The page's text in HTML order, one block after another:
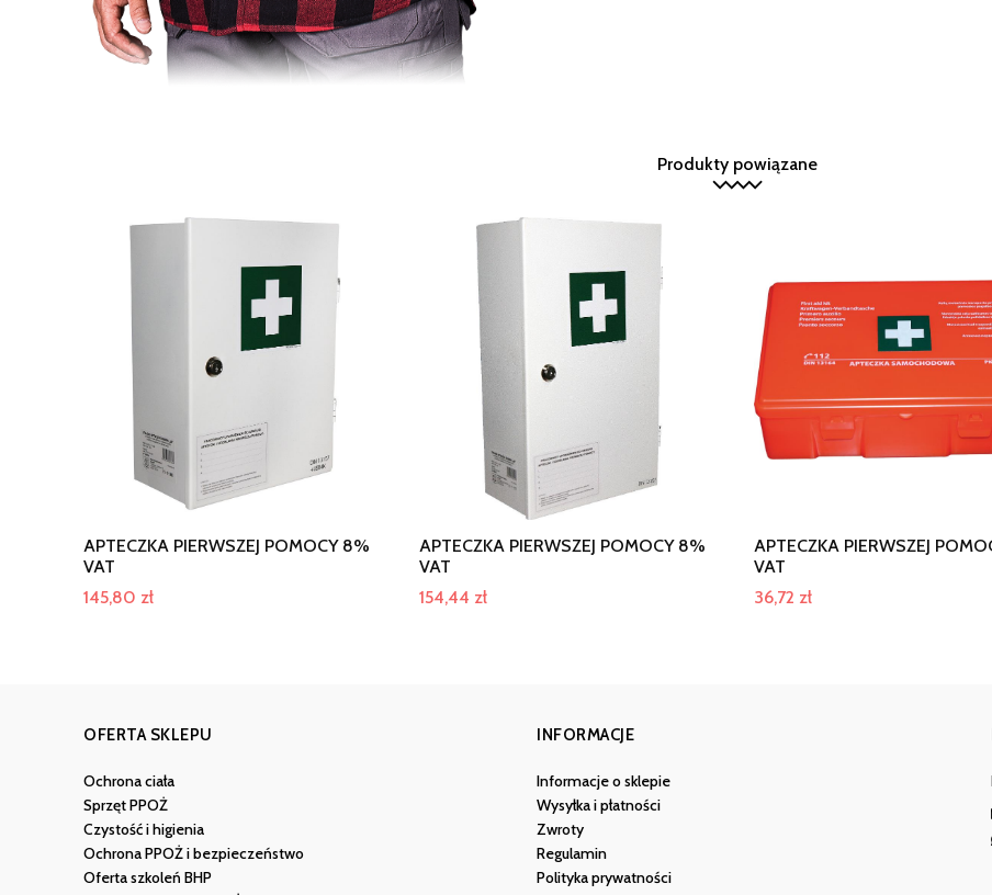
Produkty powiązane
APTECZKA PIERWSZEJ POMOCY 8%
VAT
145,80 zł
APTECZKA PIERWSZEJ POMOCY 8%
VAT
154,44 zł
APTECZKA PIERWSZEJ
VAT
36,72 zł
OFERTA SKLEPU
Ochrona ciała
Sprzęt PPOŻ
Czystość i higienia
Ochrona PPOŻ i bezpieczeństwo
Oferta szkoleń BHP
INFORMACJE
Informacje o sklepie
Wysyłka i płatności
Zwroty
Regulamin
Polityka prywatności